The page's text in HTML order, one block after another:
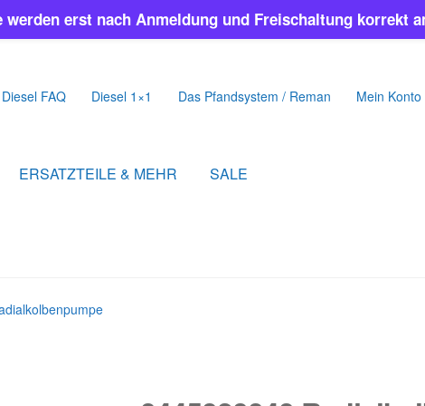
Diesel FAQ Diesel 1×1 Das Pfandsystem / Reman Mein Konto
ERSATZTEILE & MEHR SALE
erst nach Anmeldung und Freischaltung korrekt